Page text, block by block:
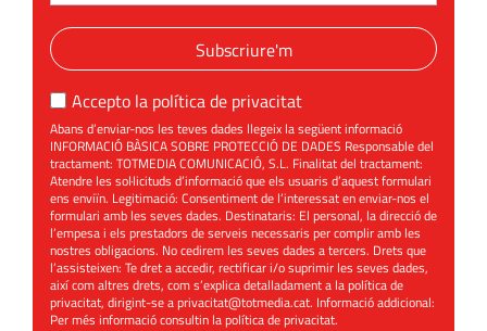
Subscriure'm
Accepto la política de privacitat
Abans d’enviar-nos les teves dades llegeix la següent informació
INFORMACIÓ BÀSICA SOBRE PROTECCIÓ DE DADES Responsable del
tractament: TOTMEDIA COMUNICACIÓ, S.L. Finalitat del tractament:
Atendre les sol·licituds d’informació que els usuaris d’aquest formulari
ens enviïn. Legitimació: Consentiment de l’interessat en enviar-nos el
formulari amb les seves dades. Destinataris: El personal, la direcció de
l’empesa i els prestadors de serveis necessaris per complir amb les
nostres obligacions. No cedirem les seves dades a tercers. Drets que
l’assisteixen: Te dret a accedir, rectificar i/o suprimir les seves dades,
així com altres drets, com s’explica detalladament a la política de
privacitat, dirigint-se aprivacitat@totmedia.cat. Informació addicional:
Per més informació consultin lapolítica de privacitat.